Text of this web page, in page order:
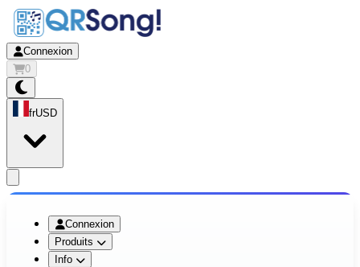
Connexion
0
frUSD
Connexion
Produits
Info